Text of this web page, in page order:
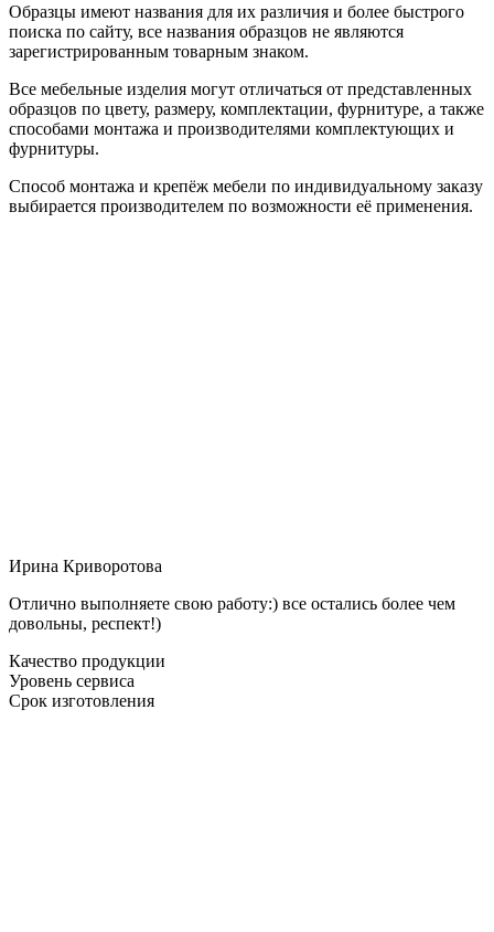
Образцы имеют названия для их различия и более быстрого
поиска по сайту, все названия образцов не являются
зарегистрированным товарным знаком.
Все мебельные изделия могут отличаться от представленных
образцов по цвету, размеру, комплектации, фурнитуре, а также
способами монтажа и производителями комплектующих и
фурнитуры.
Способ монтажа и крепёж мебели по индивидуальному заказу
выбирается производителем по возможности её применения.
Ирина Криворотова
Отлично выполняете свою работу:) все остались более чем
довольны, респект!)
Качество продукции
Уровень сервиса
Срок изготовления